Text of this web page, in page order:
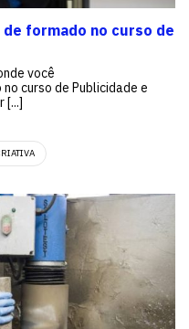
formado no curso de
você
curso de Publicidade e
[...]